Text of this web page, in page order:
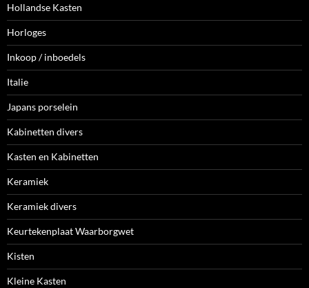
Hollandse Kasten
Horloges
Inkoop / inboedels
Italie
Japans porselein
Kabinetten divers
Kasten en Kabinetten
Keramiek
Keramiek divers
Keurtekenplaat Waarborgwet
Kisten
Kleine Kasten